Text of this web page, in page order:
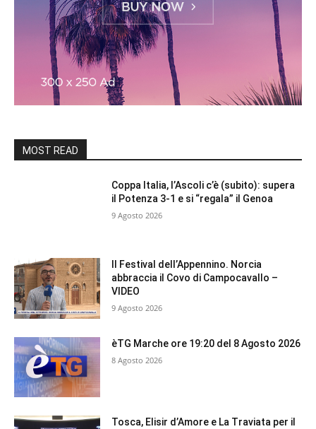
MOST READ
Coppa Italia, l’Ascoli c’è (subito): supera
il Potenza 3-1 e si “regala” il Genoa
9 Agosto 2026
Il Festival dell’Appennino. Norcia
abbraccia il Covo di Campocavallo –
VIDEO
9 Agosto 2026
èTG Marche ore 19:20 del 8 Agosto 2026
8 Agosto 2026
Tosca, Elisir d’Amore e La Traviata per il